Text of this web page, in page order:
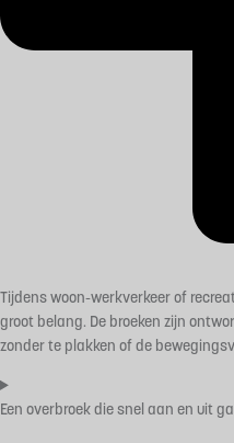
Tijdens woon-werkverkeer of
groot belang. De broeken zijn
zonder te plakken of de
Een overbroek die snel aan en uit